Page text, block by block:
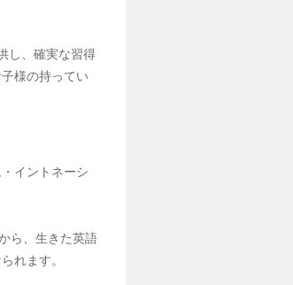
し、確実な習得
様の持ってい
イントネーシ
ら、生きた英語
れます。